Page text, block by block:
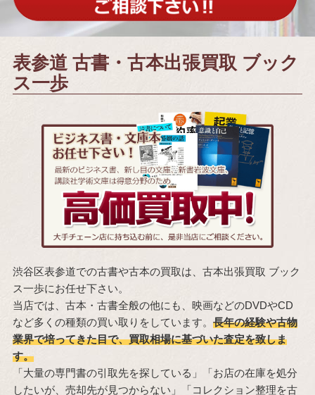
表参道 古書・古本出張買取 ブック
ス一歩
渋谷区表参道での古書や古本の買取は、古本出張買取 ブック
ス一歩にお任せ下さい。
当店では、古本・古書全般の他にも、映画などのDVDやCD
など多くの種類の買い取りをしています。 長年の経験や古物
業界で培ってきた目で、買取相場に基づいた査定を致しま
す。
「大量の専門書の引取先を探している」「お店の在庫を処分
したいが、売却先が見つからない」「コレクション整理を古